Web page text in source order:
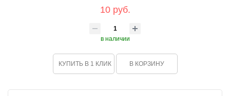
10 руб.
в наличии
КУПИТЬ В 1 КЛИК В КОРЗИНУ